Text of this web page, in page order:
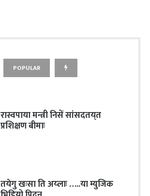
POPULAR
रास्वपाया मन्त्री निसें सांसदतय्‌त
प्रशिक्षण बीमाः
तयेगु खःसा ति अय्लाः …..या म्युजिक